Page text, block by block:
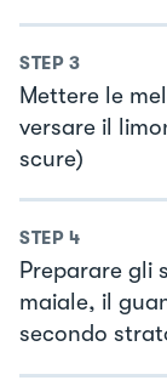
STEP 3
Mettere le
versare il
scure)
STEP 4
Preparare gli
maiale, il
secondo